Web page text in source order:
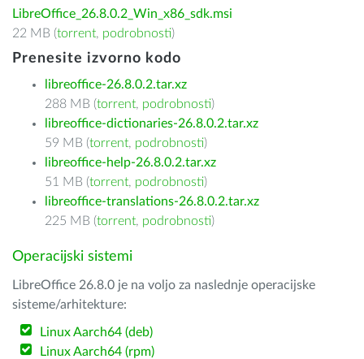
LibreOffice_26.8.0.2_Win_x86_sdk.msi
22 MB (torrent, podrobnosti)
Prenesite izvorno kodo
libreoffice-26.8.0.2.tar.xz
288 MB (torrent, podrobnosti)
libreoffice-dictionaries-26.8.0.2.tar.xz
59 MB (torrent, podrobnosti)
libreoffice-help-26.8.0.2.tar.xz
51 MB (torrent, podrobnosti)
libreoffice-translations-26.8.0.2.tar.xz
225 MB (torrent, podrobnosti)
Operacijski sistemi
LibreOffice 26.8.0 je na voljo za naslednje operacijske
sisteme/arhitekture:
Linux Aarch64 (deb)
Linux Aarch64 (rpm)